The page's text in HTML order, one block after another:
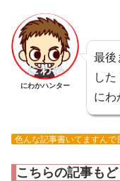
にわかハンター
最後
した
にわ
色んな記事書いてますん
こちらの記事もど